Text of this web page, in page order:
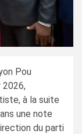
Pou
2026,
à la suite
une note
du parti